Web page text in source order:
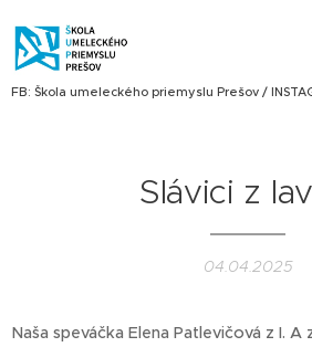
FB: Škola umeleckého priemyslu Prešov /
Slávici z
04.04.2025
Naša speváčka Elena Patlevičová z I. A